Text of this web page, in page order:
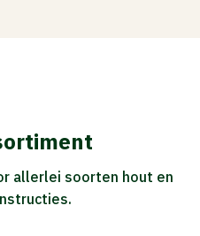
allerlei soorten hout en